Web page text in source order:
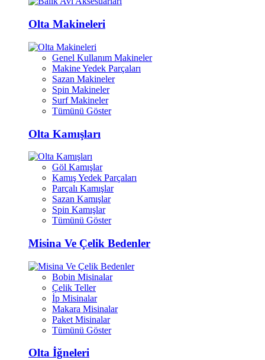
Olta Makineleri
Genel Kullanım Makineler
Makine Yedek Parçaları
Sazan Makineler
Spin Makineler
Surf Makineler
Tümünü Göster
Olta Kamışları
Göl Kamışlar
Kamış Yedek Parçaları
Parçalı Kamışlar
Sazan Kamışlar
Spin Kamışlar
Tümünü Göster
Misina Ve Çelik Bedenler
Bobin Misinalar
Çelik Teller
İp Misinalar
Makara Misinalar
Paket Misinalar
Tümünü Göster
Olta İğneleri